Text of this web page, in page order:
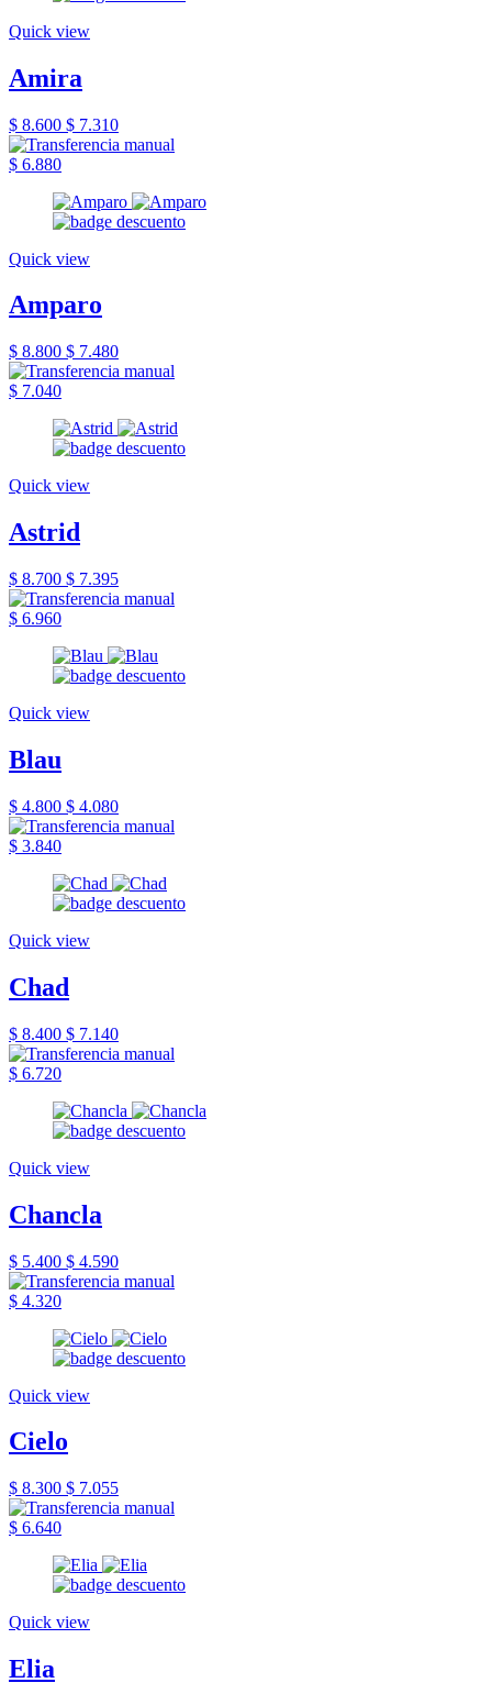
Quick view
Amira
$ 8.600 $ 7.310
$ 6.880
Quick view
Amparo
$ 8.800 $ 7.480
$ 7.040
Quick view
Astrid
$ 8.700 $ 7.395
$ 6.960
Quick view
Blau
$ 4.800 $ 4.080
$ 3.840
Quick view
Chad
$ 8.400 $ 7.140
$ 6.720
Quick view
Chancla
$ 5.400 $ 4.590
$ 4.320
Quick view
Cielo
$ 8.300 $ 7.055
$ 6.640
Quick view
Elia